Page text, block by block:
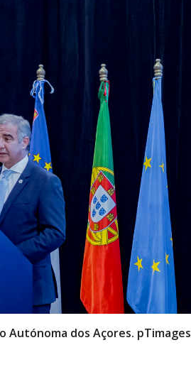
Autónoma dos Açores. pTimages